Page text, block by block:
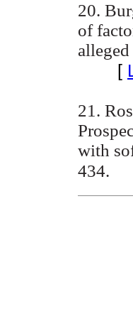
20.
of
[
21.
with
434.